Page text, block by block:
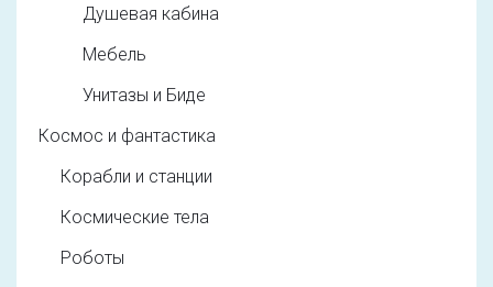
Душевая кабина
Мебель
Унитазы и Биде
Космос и фантастика
Корабли и станции
Космические тела
Роботы